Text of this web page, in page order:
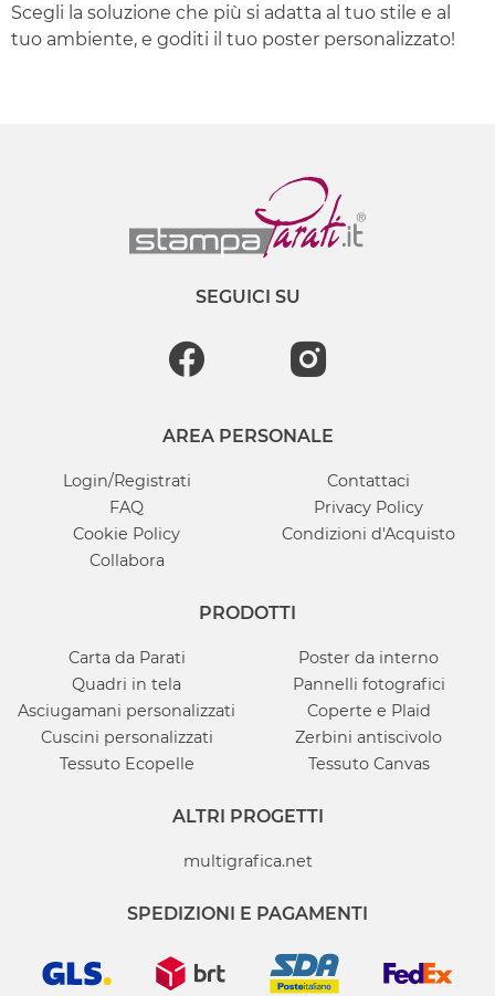
Scegli la soluzione che più si adatta al tuo stile e al
tuo ambiente, e goditi il tuo poster personalizzato!
SEGUICI SU
AREA PERSONALE
Login/Registrati
Contattaci
FAQ
Privacy Policy
Cookie Policy
Condizioni d'Acquisto
Collabora
PRODOTTI
Carta da Parati
Poster da interno
Quadri in tela
Pannelli fotografici
Asciugamani personalizzati
Coperte e Plaid
Cuscini personalizzati
Zerbini antiscivolo
Tessuto Ecopelle
Tessuto Canvas
ALTRI PROGETTI
multigrafica.net
SPEDIZIONI E PAGAMENTI